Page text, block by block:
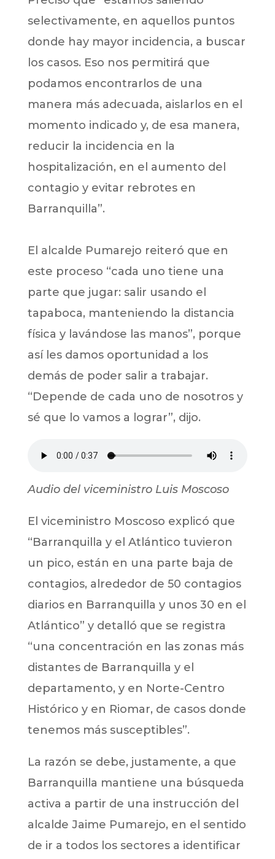
selectivamente, en aquellos puntos
donde hay mayor incidencia, a buscar
los casos. Eso nos permitirá que
podamos encontrarlos de una
manera más adecuada, aislarlos en el
momento indicado y, de esa manera,
reducir la incidencia en la
hospitalización, en el aumento del
contagio y evitar rebrotes en
Barranquilla”.
El alcalde Pumarejo reiteró que en
este proceso “cada uno tiene una
parte que jugar: salir usando el
tapaboca, manteniendo la distancia
física y lavándose las manos”, porque
así les damos oportunidad a los
demás de poder salir a trabajar.
“Depende de cada uno de nosotros y
sé que lo vamos a lograr”, dijo.
Audio del viceministro Luis Moscoso
El viceministro Moscoso explicó que
“Barranquilla y el Atlántico tuvieron
un pico, están en una parte baja de
contagios, alrededor de 50 contagios
diarios en Barranquilla y unos 30 en el
Atlántico” y detalló que se registra
“una concentración en las zonas más
distantes de Barranquilla y el
departamento, y en Norte-Centro
Histórico y en Riomar, de casos donde
tenemos más susceptibles”.
La razón se debe, justamente, a que
Barranquilla mantiene una búsqueda
activa a partir de una instrucción del
alcalde Jaime Pumarejo, en el sentido
de ir a todos los sectores a identificar